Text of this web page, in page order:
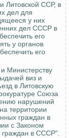
Литовской ССР, в
дел для
у них
дел СССР в
его
у органов
его
Министерству
виз и
в Литовскую
Союза
нарушений
территории
граждан в
с Законом
в СССР".